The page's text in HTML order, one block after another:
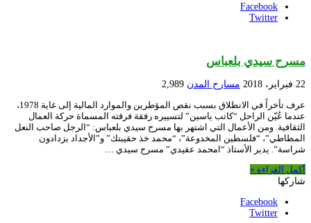
Facebook
Twitter
مسرح سيدي بلعباس
22 فبراير، 2018 مسارح المدن 2,989
عرف تأخراً في الانطلاق بسبب نقص المؤطرين والموارد المالية إلى غاية 1978،
عندما عُيّن الراحل “كاتب ياسين” لتسييره رفقة فرقته المسماة حركة العمال
الثقافية. ومن الأعمال التي اشتهر بها مسرح سيدي بلعباس: “الرجل صاحب النعل
المطاطي”، “فلسطين المخدوعة”، “محمد خذ حقيبتك” و”الأجداد يزدادون
شراسة”. يدير الأستاذ “امحمد عقيدي” مسرح سيدي …
أكمل القراءة »
شاركها
Facebook
Twitter